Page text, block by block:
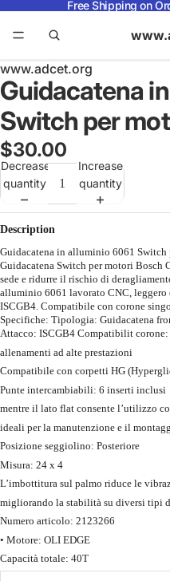
Free Shipping on
www.adcet.org
Guidacatena
Switch per
$30.00
Decrease
quantity
Increase
quantity
Description
Guidacatena in alluminio 6061 Switch
Guidacatena Switch per motori Bosch
sede e ridurre il rischio di
alluminio 6061 lavorato CNC, leggero
ISCGB4. Compatibile con corone
Specifiche: Tipologia: Guidacatena
Attacco: ISCGB4 Compatibilit
allenamenti ad alte prestazioni
Compatibile con corpetti HG
Punte intercambiabili: 6 inserti inclusi
mentre il lato flat consente l’utilizzo
ideali per la manutenzione e il
Posizione seggiolino: Posteriore
Misura: 24 x 4
L’imbottitura sul palmo riduce le
migliorando la stabilità su diversi tipi
Numero articolo: 2123266
• Motore: OLI EDGE
Capacità totale: 40T